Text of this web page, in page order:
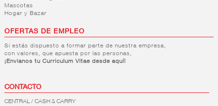
Mascotas
Hogar y Bazar
OFERTAS DE EMPLEO
Si estás dispuesto a formar parte de nuestra empresa,
con valores, que apuesta por las personas,
¡Envianos tu Curriculum Vitae desde aquí!
CONTACTO
CENTRAL / CASH & CARRY